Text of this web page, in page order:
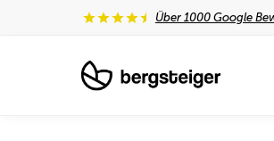
Über 1000 Google
Unsere neuesten